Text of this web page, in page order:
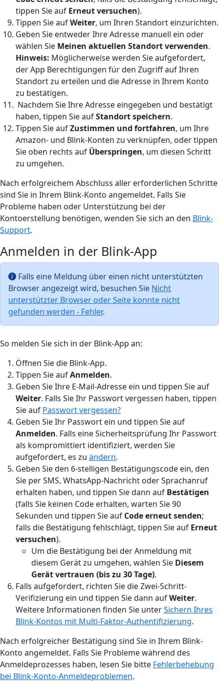
tippen Sie auf Erneut versuchen).
Tippen Sie aufWeiter, um Ihren Standort einzurichten.
Geben Sie entweder Ihre Adresse manuell ein oder
wählen Sie Meinen aktuellen Standort verwenden.
Hinweis: Möglicherweise werden Sie aufgefordert,
der App Berechtigungen für den Zugriff auf Ihren
Standort zu erteilen und die Adresse in Ihrem Konto
zu bestätigen.
Nachdem Sie Ihre Adresse eingegeben und bestätigt
haben, tippen Sie aufStandort speichern.
Tippen Sie aufZustimmen und fortfahren, um Ihre
Amazon- und Blink-Konten zu verknüpfen, oder tippen
Sie oben rechts auf Überspringen, um diesen Schritt
zu umgehen.
Nach erfolgreichem Abschluss aller erforderlichen Schritte
sind Sie in Ihrem Blink-Konto angemeldet. Falls Sie
Probleme haben oder Unterstützung bei der
Kontoerstellung benötigen, wenden Sie sich an den Blink-
Support.
Anmelden in der Blink-App
Falls eine Meldung über einen nicht unterstützten
Browser angezeigt wird, besuchen Sie Nicht
unterstützter Browser oder Seite konnte nicht
gefunden werden - Fehler.
So melden Sie sich in der Blink-App an:
Öffnen Sie die Blink-App.
Tippen Sie aufAnmelden.
Geben Sie Ihre E-Mail-Adresse ein und tippen Sie auf
Weiter. Falls Sie Ihr Passwort vergessen haben, tippen
Sie auf Passwort vergessen?
Geben Sie Ihr Passwort ein und tippen Sie auf
Anmelden. Falls eine Sicherheitsprüfung Ihr Passwort
als kompromittiert identifiziert, werden Sie
aufgefordert, es zu ändern.
Geben Sie den 6-stelligen Bestätigungscode ein, den
Sie per SMS, WhatsApp-Nachricht oder Sprachanruf
erhalten haben, und tippen Sie dann auf Bestätigen
(falls Sie keinen Code erhalten, warten Sie 90
Sekunden und tippen Sie auf Code erneut senden;
falls die Bestätigung fehlschlägt, tippen Sie auf Erneut
versuchen).
Um die Bestätigung bei der Anmeldung mit
diesem Gerät zu umgehen, wählen Sie Diesem
Gerät vertrauen (bis zu 30 Tage).
Falls aufgefordert, richten Sie die Zwei-Schritt-
Verifizierung ein und tippen Sie dann aufWeiter.
Weitere Informationen finden Sie unterSichern Ihres
Blink-Kontos mit Multi-Faktor-Authentifizierung.
Nach erfolgreicher Bestätigung sind Sie in Ihrem Blink-
Konto angemeldet. Falls Sie Probleme während des
Anmeldeprozesses haben, lesen Sie bitte Fehlerbehebung
bei Blink-Konto-Anmeldeproblemen.